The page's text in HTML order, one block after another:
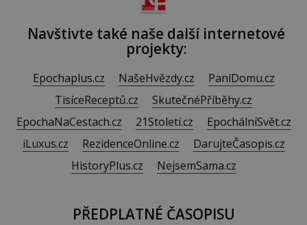
Navštivte také naše další internetové
projekty:
Epochaplus.cz NašeHvězdy.cz
PaníDomu.cz
TisíceReceptů.cz
SkutečnéPříběhy.cz
EpochaNaCestach.cz
21Stoleti.cz
EpochálníSvět.cz
iLuxus.cz
RezidenceOnline.cz
DarujteČasopis.cz
HistoryPlus.cz
NejsemSama.cz
PŘEDPLATNÉ ČASOPISU